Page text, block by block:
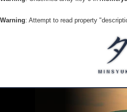
Warning: Attempt to read property